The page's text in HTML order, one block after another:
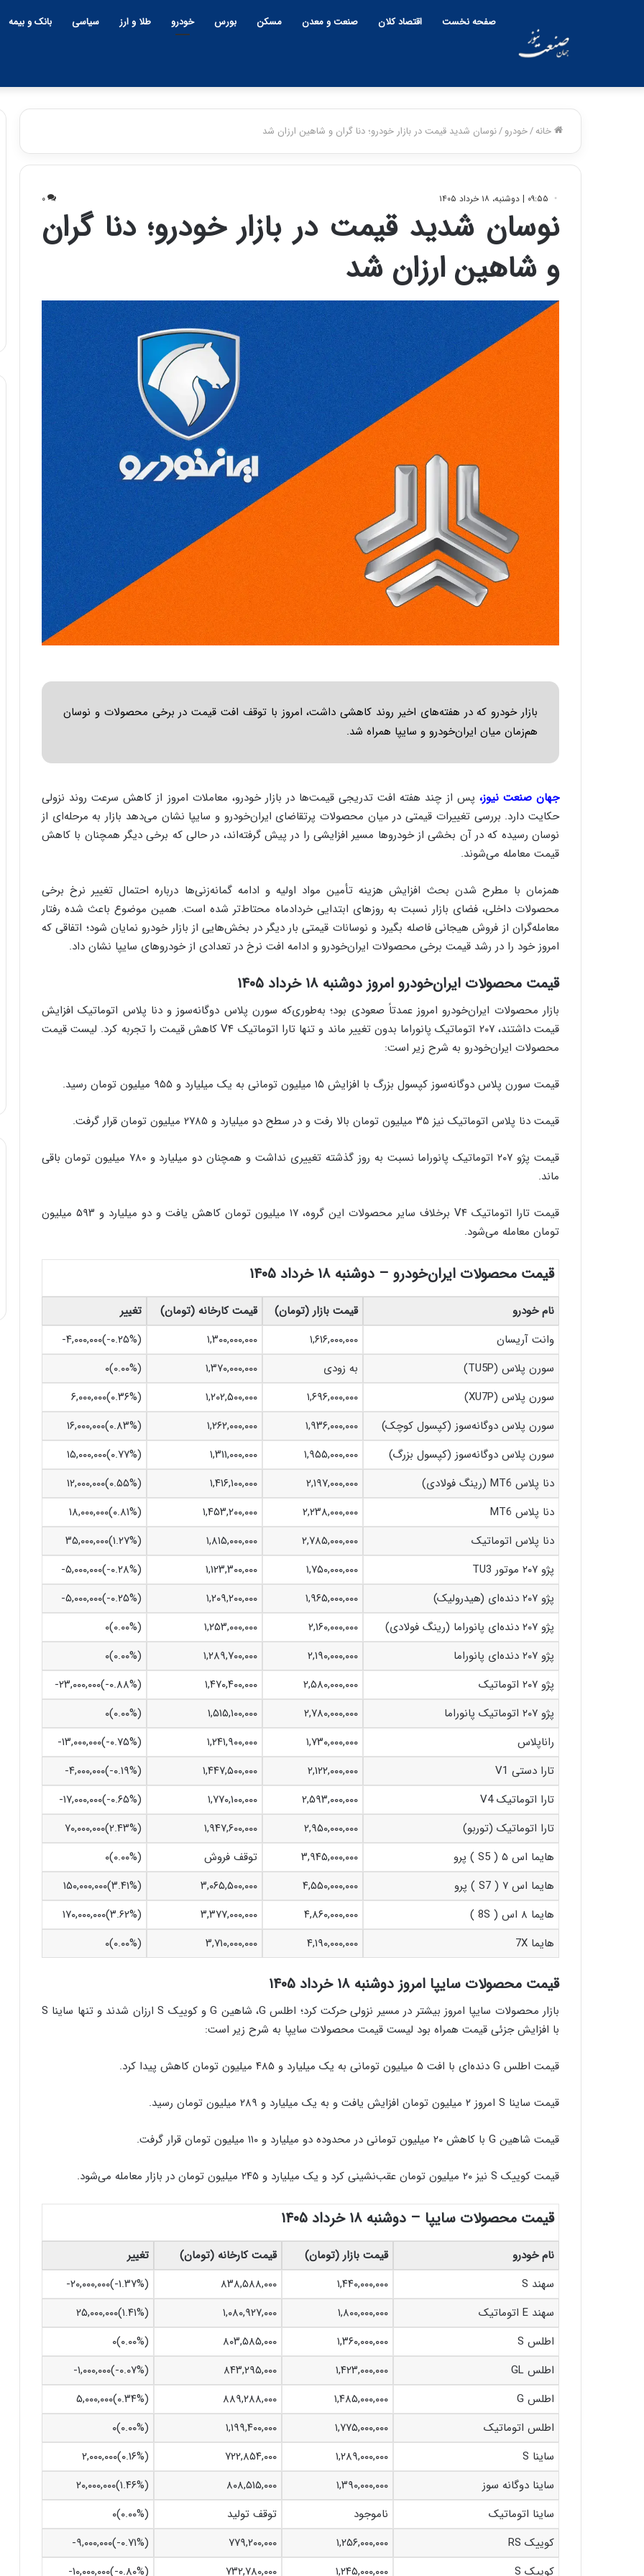
صفحه نخست اقتصاد کلان صنعت و معدن مسکن بورس خودرو طلا و ارز سیاسی بانک و بیمه
خانه/خودرو/نوسان شدید قیمت در بازار خودرو؛ دنا گران و شاهین ارزان شد
۰۹:۵۵ | دوشنبه، ۱۸ خرداد ۱۴۰۵ ۰
نوسان شدید قیمت در بازار خودرو؛ دنا گران
و شاهین ارزان شد
بازار خودرو که در هفته‌های اخیر روند کاهشی داشت، امروز با توقف افت قیمت در برخی محصولات و نوسان
هم‌زمان میان ایران‌خودرو و سایپا همراه شد.
جهان صنعت نیوز، پس از چند هفته افت تدریجی قیمت‌ها در بازار خودرو، معاملات امروز از کاهش سرعت روند نزولی
حکایت دارد. بررسی تغییرات قیمتی در میان محصولات پرتقاضای ایران‌خودرو و سایپا نشان می‌دهد بازار به مرحله‌ای از
نوسان رسیده که در آن بخشی از خودروها مسیر افزایشی را در پیش گرفته‌اند، در حالی که برخی دیگر همچنان با کاهش
قیمت معامله می‌شوند.
همزمان با مطرح شدن بحث افزایش هزینه تأمین مواد اولیه و ادامه گمانه‌زنی‌ها درباره احتمال تغییر نرخ برخی
محصولات داخلی، فضای بازار نسبت به روزهای ابتدایی خردادماه محتاط‌تر شده است. همین موضوع باعث شده رفتار
معامله‌گران از فروش هیجانی فاصله بگیرد و نوسانات قیمتی بار دیگر در بخش‌هایی از بازار خودرو نمایان شود؛ اتفاقی که
امروز خود را در رشد قیمت برخی محصولات ایران‌خودرو و ادامه افت نرخ در تعدادی از خودروهای سایپا نشان داد.
قیمت محصولات ایران‌خودرو امروز دوشنبه ۱۸ خرداد ۱۴۰۵
بازار محصولات ایران‌خودرو امروز عمدتاً صعودی بود؛ به‌طوری‌که سورن پلاس دوگانه‌سوز و دنا پلاس اتوماتیک افزایش
قیمت داشتند، ۲۰۷ اتوماتیک پانوراما بدون تغییر ماند و تنها تارا اتوماتیک V۴ کاهش قیمت را تجربه کرد. لیست قیمت
محصولات ایران‌خودرو به شرح زیر است:
قیمت سورن پلاس دوگانه‌سوز کپسول بزرگ با افزایش ۱۵ میلیون تومانی به یک میلیارد و ۹۵۵ میلیون تومان رسید.
قیمت دنا پلاس اتوماتیک نیز ۳۵ میلیون تومان بالا رفت و در سطح دو میلیارد و ۲۷۸۵ میلیون تومان قرار گرفت.
قیمت پژو ۲۰۷ اتوماتیک پانوراما نسبت به روز گذشته تغییری نداشت و همچنان دو میلیارد و ۷۸۰ میلیون تومان باقی
ماند.
قیمت تارا اتوماتیک V۴ برخلاف سایر محصولات این گروه، ۱۷ میلیون تومان کاهش یافت و دو میلیارد و ۵۹۳ میلیون
تومان معامله می‌شود.
قیمت محصولات ایران‌خودرو – دوشنبه ۱۸ خرداد ۱۴۰۵
نام خودرو قیمت بازار (تومان) قیمت کارخانه (تومان)
تغییر
وانت آریسان
۱,۶۱۶,۰۰۰,۰۰۰ ۱,۳۰۰,۰۰۰,۰۰۰
(‎-۰.۲۵%‏)‎-۴,۰۰۰,۰۰۰‏
سورن پلاس (TU5P)
به زودی ۱,۳۷۰,۰۰۰,۰۰۰
(۰.۰۰%)۰
سورن پلاس (XU7P)
۱,۶۹۶,۰۰۰,۰۰۰ ۱,۲۰۲,۵۰۰,۰۰۰
(‎۰.۳۶%‏)‎۶,۰۰۰,۰۰۰‏
سورن پلاس دوگانه‌سوز (کپسول کوچک)
۱,۹۳۶,۰۰۰,۰۰۰ ۱,۲۶۲,۰۰۰,۰۰۰
(‎۰.۸۳%‏)‎۱۶,۰۰۰,۰۰۰‏
سورن پلاس دوگانه‌سوز (کپسول بزرگ)
۱,۹۵۵,۰۰۰,۰۰۰ ۱,۳۱۱,۰۰۰,۰۰۰
(‎۰.۷۷%‏)‎۱۵,۰۰۰,۰۰۰‏
دنا پلاس MT6 (رینگ فولادی)
۲,۱۹۷,۰۰۰,۰۰۰ ۱,۴۱۶,۱۰۰,۰۰۰
(‎۰.۵۵%‏)‎۱۲,۰۰۰,۰۰۰‏
دنا پلاس MT6
۲,۲۳۸,۰۰۰,۰۰۰ ۱,۴۵۳,۲۰۰,۰۰۰
(‎۰.۸۱%‏)‎۱۸,۰۰۰,۰۰۰‏
دنا پلاس اتوماتیک
۲,۷۸۵,۰۰۰,۰۰۰ ۱,۸۱۵,۰۰۰,۰۰۰
(‎۱.۲۷%‏)‎۳۵,۰۰۰,۰۰۰‏
پژو ۲۰۷ موتور TU3
۱,۷۵۰,۰۰۰,۰۰۰ ۱,۱۲۳,۳۰۰,۰۰۰
(‎-۰.۲۸%‏)‎-۵,۰۰۰,۰۰۰‏
پژو ۲۰۷ دنده‌ای (هیدرولیک)
۱,۹۶۵,۰۰۰,۰۰۰ ۱,۲۰۹,۲۰۰,۰۰۰
(‎-۰.۲۵%‏)‎-۵,۰۰۰,۰۰۰‏
پژو ۲۰۷ دنده‌ای پانوراما (رینگ فولادی)
۲,۱۶۰,۰۰۰,۰۰۰ ۱,۲۵۳,۰۰۰,۰۰۰
(۰.۰۰%)۰
پژو ۲۰۷ دنده‌ای پانوراما
۲,۱۹۰,۰۰۰,۰۰۰ ۱,۲۸۹,۷۰۰,۰۰۰
(۰.۰۰%)۰
پژو ۲۰۷ اتوماتیک
۲,۵۸۰,۰۰۰,۰۰۰ ۱,۴۷۰,۴۰۰,۰۰۰
(‎-۰.۸۸%‏)‎-۲۳,۰۰۰,۰۰۰‏
پژو ۲۰۷ اتوماتیک پانوراما
۲,۷۸۰,۰۰۰,۰۰۰ ۱,۵۱۵,۱۰۰,۰۰۰
(۰.۰۰%)۰
راناپلاس
۱,۷۳۰,۰۰۰,۰۰۰ ۱,۲۴۱,۹۰۰,۰۰۰
(‎-۰.۷۵%‏)‎-۱۳,۰۰۰,۰۰۰‏
تارا دستی V1
۲,۱۲۲,۰۰۰,۰۰۰ ۱,۴۴۷,۵۰۰,۰۰۰
(‎-۰.۱۹%‏)‎-۴,۰۰۰,۰۰۰‏
تارا اتوماتیک V4
۲,۵۹۳,۰۰۰,۰۰۰ ۱,۷۷۰,۱۰۰,۰۰۰
(‎-۰.۶۵%‏)‎-۱۷,۰۰۰,۰۰۰‏
تارا اتوماتیک (توربو)
۲,۹۵۰,۰۰۰,۰۰۰ ۱,۹۴۷,۶۰۰,۰۰۰
(‎۲.۴۳%‏)‎۷۰,۰۰۰,۰۰۰‏
هایما اس ۵ ( S5 ) پرو
۳,۹۴۵,۰۰۰,۰۰۰ توقف فروش
(۰.۰۰%)۰
هایما اس ۷ ( S7 ) پرو
۴,۵۵۰,۰۰۰,۰۰۰ ۳,۰۶۵,۵۰۰,۰۰۰
(‎۳.۴۱%‏)‎۱۵۰,۰۰۰,۰۰۰‏
هایما ۸ اس ( 8S )
۴,۸۶۰,۰۰۰,۰۰۰ ۳,۳۷۷,۰۰۰,۰۰۰
(‎۳.۶۲%‏)‎۱۷۰,۰۰۰,۰۰۰‏
هایما 7X
۴,۱۹۰,۰۰۰,۰۰۰ ۳,۷۱۰,۰۰۰,۰۰۰ (۰.۰۰%)۰
قیمت محصولات سایپا امروز دوشنبه ۱۸ خرداد ۱۴۰۵
بازار محصولات سایپا امروز بیشتر در مسیر نزولی حرکت کرد؛ اطلس G، شاهین G و کوییک S ارزان شدند و تنها ساینا S
با افزایش جزئی قیمت همراه بود لیست قیمت محصولات سایپا به شرح زیر است:
قیمت اطلس G دنده‌ای با افت ۵ میلیون تومانی به یک میلیارد و ۴۸۵ میلیون تومان کاهش پیدا کرد.
قیمت ساینا S امروز ۲ میلیون تومان افزایش یافت و به یک میلیارد و ۲۸۹ میلیون تومان رسید.
قیمت شاهین G با کاهش ۲۰ میلیون تومانی در محدوده دو میلیارد و ۱۱۰ میلیون تومان قرار گرفت.
قیمت کوییک S نیز ۲۰ میلیون تومان عقب‌نشینی کرد و یک میلیارد و ۲۴۵ میلیون تومان در بازار معامله می‌شود.
قیمت محصولات سایپا – دوشنبه ۱۸ خرداد ۱۴۰۵
نام خودرو قیمت بازار (تومان) قیمت کارخانه (تومان)
تغییر
سهند S
۱,۴۴۰,۰۰۰,۰۰۰ ۸۳۸,۵۸۸,۰۰۰
(‎-۱.۳۷%‏)‎-۲۰,۰۰۰,۰۰۰‏
سهند E اتوماتیک
۱,۸۰۰,۰۰۰,۰۰۰ ۱,۰۸۰,۹۲۷,۰۰۰
(‎۱.۴۱%‏)‎۲۵,۰۰۰,۰۰۰‏
اطلس S
۱,۳۶۰,۰۰۰,۰۰۰ ۸۰۳,۵۸۵,۰۰۰
(۰.۰۰%)۰
اطلس GL
۱,۴۲۳,۰۰۰,۰۰۰ ۸۴۳,۲۹۵,۰۰۰
(‎-۰.۰۷%‏)‎-۱,۰۰۰,۰۰۰‏
اطلس G
۱,۴۸۵,۰۰۰,۰۰۰ ۸۸۹,۲۸۸,۰۰۰
(‎۰.۳۴%‏)‎۵,۰۰۰,۰۰۰‏
اطلس اتوماتیک
۱,۷۷۵,۰۰۰,۰۰۰ ۱,۱۹۹,۴۰۰,۰۰۰
(۰.۰۰%)۰
ساینا S
۱,۲۸۹,۰۰۰,۰۰۰ ۷۲۲,۸۵۴,۰۰۰
(‎۰.۱۶%‏)‎۲,۰۰۰,۰۰۰‏
ساینا دوگانه سوز
۱,۳۹۰,۰۰۰,۰۰۰ ۸۰۸,۵۱۵,۰۰۰
(‎۱.۴۶%‏)‎۲۰,۰۰۰,۰۰۰‏
ساینا اتوماتیک
ناموجود توقف تولید
(۰.۰۰%)۰
کوییک RS
۱,۲۵۶,۰۰۰,۰۰۰ ۷۷۹,۲۰۰,۰۰۰
(‎-۰.۷۱%‏)‎-۹,۰۰۰,۰۰۰‏
کوییک S
۱,۲۴۵,۰۰۰,۰۰۰ ۷۳۲,۷۸۰,۰۰۰ (‎-۰.۸۰%‏)‎-۱۰,۰۰۰,۰۰۰‏
و
ب
ن
خ
ا
و
م
ی
ا
ه
؛
ب
ا
ز
د
ه
ا
ر
د
؟
پنهان یا برنده بزرگ؟